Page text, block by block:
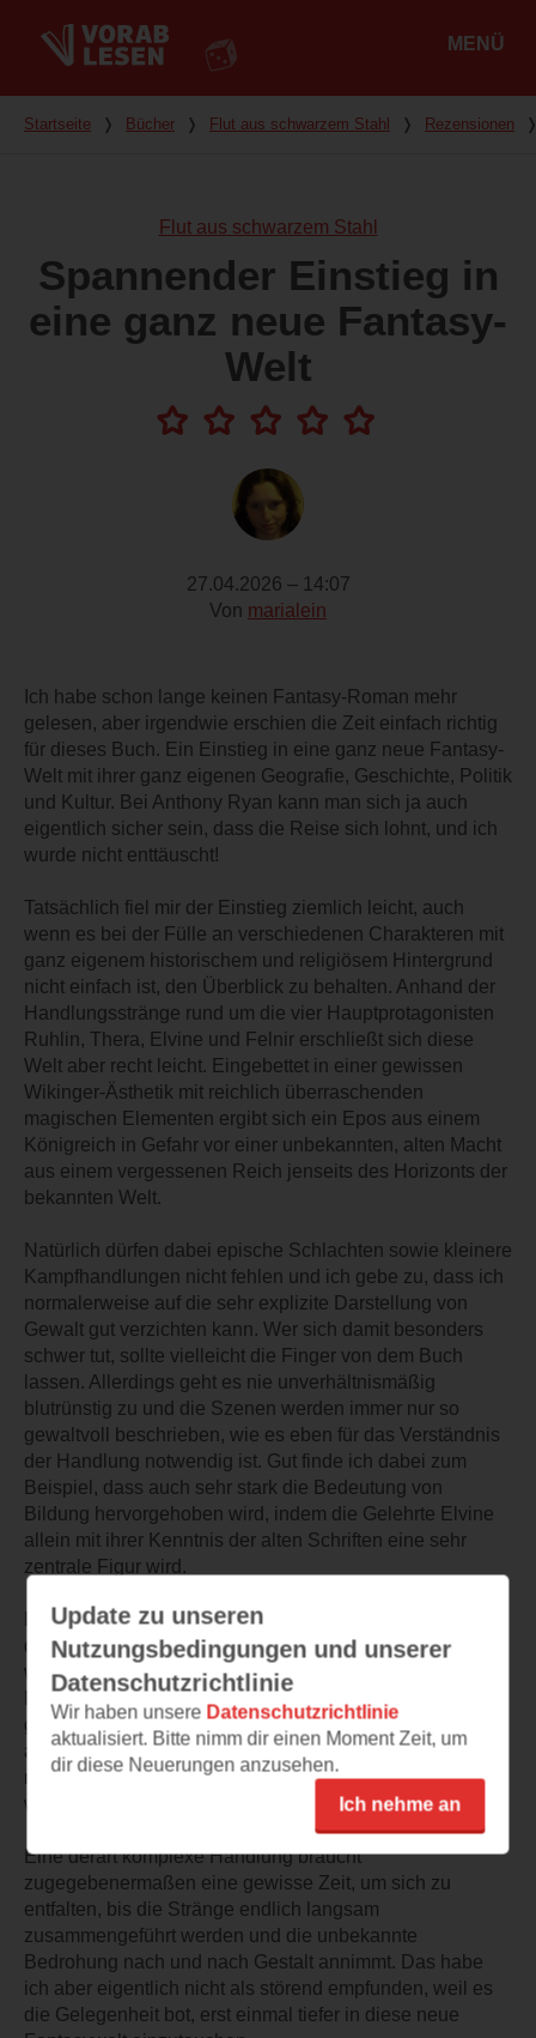
MENÜ
Du bist hier
Startseite ❭ Bücher ❭ Flut aus schwarzem Stahl ❭ Rezensionen
Flut aus schwarzem Stahl
Spannender Einstieg in
eine ganz neue Fantasy-
Welt
27.04.2026 – 14:07
Von marialein
Ich habe schon lange keinen Fantasy-Roman mehr
gelesen, aber irgendwie erschien die Zeit einfach richtig
für dieses Buch. Ein Einstieg in eine ganz neue Fantasy-
Welt mit ihrer ganz eigenen Geografie, Geschichte, Politik
und Kultur. Bei Anthony Ryan kann man sich ja auch
eigentlich sicher sein, dass die Reise sich lohnt, und ich
wurde nicht enttäuscht!
Tatsächlich fiel mir der Einstieg ziemlich leicht, auch
wenn es bei der Fülle an verschiedenen Charakteren mit
ganz eigenem historischem und religiösem Hintergrund
nicht einfach ist, den Überblick zu behalten. Anhand der
Handlungsstränge rund um die vier Hauptprotagonisten
Ruhlin, Thera, Elvine und Felnir erschließt sich diese
Welt aber recht leicht. Eingebettet in einer gewissen
Wikinger-Ästhetik mit reichlich überraschenden
magischen Elementen ergibt sich ein Epos aus einem
Königreich in Gefahr vor einer unbekannten, alten Macht
aus einem vergessenen Reich jenseits des Horizonts der
bekannten Welt.
Natürlich dürfen dabei epische Schlachten sowie kleinere
Kampfhandlungen nicht fehlen und ich gebe zu, dass ich
normalerweise auf die sehr explizite Darstellung von
Gewalt gut verzichten kann. Wer sich damit besonders
schwer tut, sollte vielleicht die Finger von dem Buch
lassen. Allerdings geht es nie unverhältnismäßig
blutrünstig zu und die Szenen werden immer nur so
gewaltvoll beschrieben, wie es eben für das Verständnis
der Handlung notwendig ist. Gut finde ich dabei zum
Beispiel, dass auch sehr stark die Bedeutung von
Bildung hervorgehoben wird, indem die Gelehrte Elvine
allein mit ihrer Kenntnis der alten Schriften eine sehr
zentrale Figur wird.
Die anderen Protagonisten überzeugen auf ihrer Art eher
durch Stärke und Härte als durch ihr Wissen, dennoch
werden sie überzeugend als Menschen aus Fleisch und
Blut mit ihren ganz eigenen Schwächen und Dämonen
gezeichnet, was sie sehr greifbar macht. Und so fällt es
auch nicht schwer, am Ball zu bleiben, auch wenn man
mal ein paar Kapitel abwarten muss, um ihr Schicksal
weiter verfolgen zu können.
Eine derart komplexe Handlung braucht
zugegebenermaßen eine gewisse Zeit, um sich zu
entfalten, bis die Stränge endlich langsam
zusammengeführt werden und die unbekannte
Bedrohung nach und nach Gestalt annimmt. Das habe
ich aber eigentlich nicht als störend empfunden, weil es
die Gelegenheit bot, erst einmal tiefer in diese neue
Update zu unseren
Nutzungsbedingungen und unserer
Datenschutzrichtlinie
Wir haben unsere Datenschutzrichtlinie
aktualisiert. Bitte nimm dir einen Moment Zeit, um
dir diese Neuerungen anzusehen.
Ich nehme an